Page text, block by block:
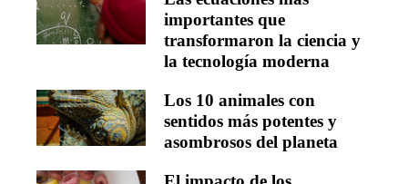
importantes que
transformaron la ciencia y
la tecnología moderna
Los 10 animales con
sentidos más potentes y
asombrosos del planeta